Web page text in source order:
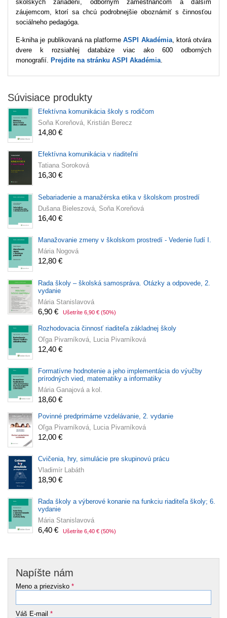
školských zariadení, odborným zamestnancom a ďalším
záujemcom, ktorí sa chcú podrobnejšie oboznámiť s činnosťou
sociálneho pedagóga.
E‑kniha je publikovaná na platformeASPI Akadémia, ktorá otvára
dvere k rozsiahlej databáze viac ako 600 odborných
monografií. Prejdite na stránku ASPI Akadémia
Súvisiace produkty
Efektívna komunikácia školy s rodičom
Soňa Koreňová, Kristián Berecz
14,80 €
Efektívna komunikácia v riaditeľni
Tatiana Soroková
16,30 €
Sebariadenie a manažérska etika v školskom prostredí
Dušana Bieleszová, Soňa Koreňová
16,40 €
Manažovanie zmeny v školskom prostredí - Vedenie ľudí I.
Mária Nogová
12,80 €
Rada školy – školská samospráva. Otázky a odpovede, 2.
vydanie
Mária Stanislavová
6,90 € Ušetríte 6,90 € (50%)
Rozhodovacia činnosť riaditeľa základnej školy
Oľga Pivarníková, Lucia Pivarníková
12,40 €
Formatívne hodnotenie a jeho implementácia do výučby
prírodných vied, matematiky a informatiky
Mária Ganajová a kol.
18,60 €
Povinné predprimárne vzdelávanie, 2. vydanie
Oľga Pivarníková, Lucia Pivarníková
12,00 €
Cvičenia, hry, simulácie pre skupinovú prácu
Vladimír Labáth
18,90 €
Rada školy a výberové konanie na funkciu riaditeľa školy; 6.
vydanie
Mária Stanislavová
6,40 € Ušetríte 6,40 € (50%)
Napíšte nám
Meno a priezvisko *
Váš E-mail *